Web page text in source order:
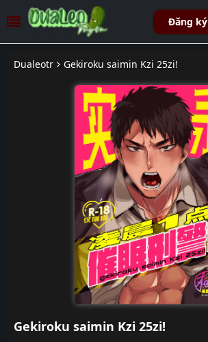
Đăng ký
Dualeotr Gekiroku saimin Kzi 25zi!
Gekiroku saimin Kzi 25zi!